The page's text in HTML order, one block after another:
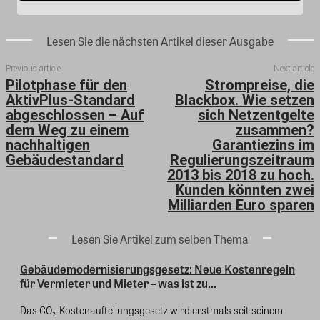
Lesen Sie die nächsten Artikel dieser Ausgabe
Previous article
Pilotphase für den
AktivPlus-Standard
abgeschlossen – Auf
dem Weg zu einem
nachhaltigen
Gebäudestandard
Next article
Strompreise, die
Blackbox. Wie setzen
sich Netzentgelte
zusammen?
Garantiezins im
Regulierungszeitraum
2013 bis 2018 zu hoch.
Kunden könnten zwei
Milliarden Euro sparen
Lesen Sie Artikel zum selben Thema
Gebäudemodernisierungsgesetz: Neue Kostenregeln
für Vermieter und Mieter – was ist zu...
Das CO₂-Kostenaufteilungsgesetz wird erstmals seit seinem